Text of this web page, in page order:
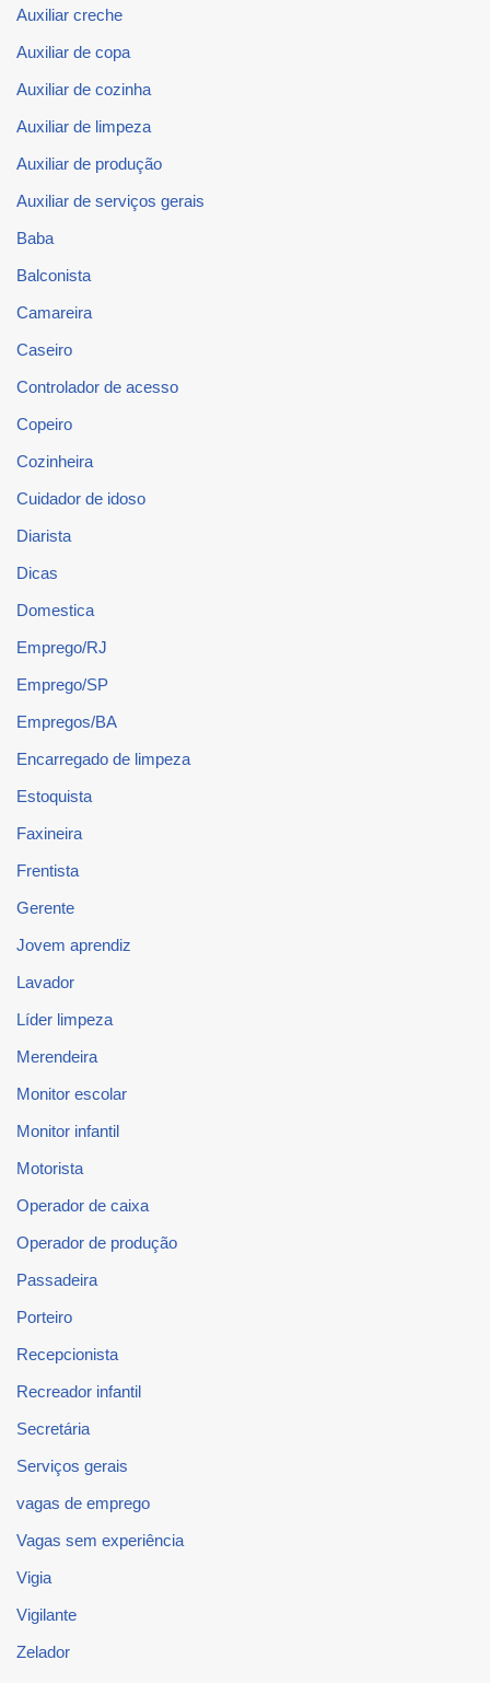
Auxiliar creche
Auxiliar de copa
Auxiliar de cozinha
Auxiliar de limpeza
Auxiliar de produção
Auxiliar de serviços gerais
Baba
Balconista
Camareira
Caseiro
Controlador de acesso
Copeiro
Cozinheira
Cuidador de idoso
Diarista
Dicas
Domestica
Emprego/RJ
Emprego/SP
Empregos/BA
Encarregado de limpeza
Estoquista
Faxineira
Frentista
Gerente
Jovem aprendiz
Lavador
Líder limpeza
Merendeira
Monitor escolar
Monitor infantil
Motorista
Operador de caixa
Operador de produção
Passadeira
Porteiro
Recepcionista
Recreador infantil
Secretária
Serviços gerais
vagas de emprego
Vagas sem experiência
Vigia
Vigilante
Zelador